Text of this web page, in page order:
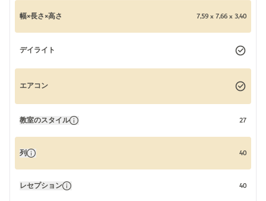
幅×長さ×高さ 7,59 x 7,66 x 3,40
デイライト
エアコン
教室のスタイル 27
列 40
レセプション 40